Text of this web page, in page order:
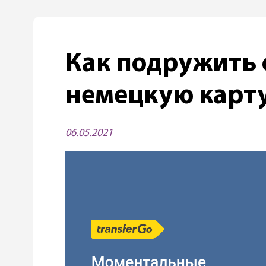
Как подружить
немецкую
06.05.2021